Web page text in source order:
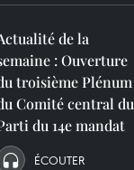
de la
: Ouverture
troisième Plénum
Comité central du
du 14e mandat
ÉCOUTER